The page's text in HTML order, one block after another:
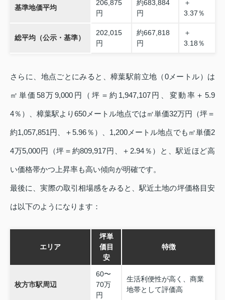
基準地価平均
206,875
円
約683,884
円
＋
3.37％
総平均（公示・基準）
202,015
円
約667,818
円
＋
3.18％
さらに、地点ごとにみると、樟葉駅前立地（0メートル）は
㎡単価58万9,000円（坪＝約1,947,107円、変動率＋5.9
4％）、樟葉駅より650メートル地点では㎡単価32万円（坪＝
約1,057,851円、＋5.96％）、1,200メートル地点でも㎡単価2
4万5,000円（坪＝約809,917円、＋2.94％）と、駅近ほど高
い価格帯かつ上昇率も高い傾向が明確です。
最後に、実際の取引相場感をみると、駅近土地の坪価格目安
は以下のようになります：
エリア
坪単
価目
安
特徴
枚方市駅周辺
60〜
70万
円
生活利便性が高く、商業
地帯として評価高